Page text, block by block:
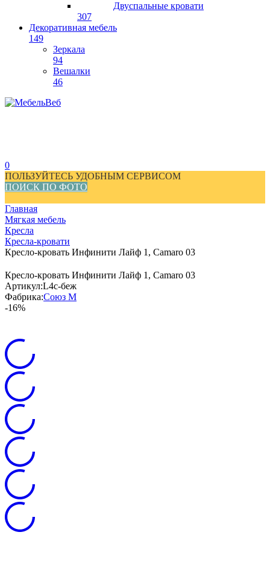
Двуспальные кровати
307
Декоративная мебель
149
Зеркала
94
Вешалки
46
0
ПОЛЬЗУЙТЕСЬ УДОБНЫМ СЕРВИСОМ
ПОИСК ПО ФОТО
Главная
Мягкая мебель
Кресла
Кресла-кровати
Кресло-кровать Инфинити Лайф 1, Camaro 03
Кресло-кровать Инфинити Лайф 1, Camaro 03
Артикул:L4с-беж
Фабрика:Союз М
-16%